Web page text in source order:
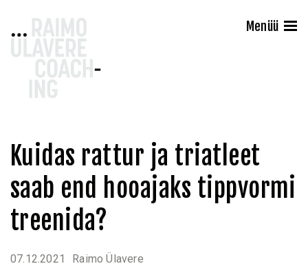
Liigu
sisu
juurde
Menüü
Kuidas rattur ja triatleet
saab end hooajaks tippvormi
treenida?
07.12.2021
Raimo Ülavere